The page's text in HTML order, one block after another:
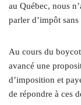
au Québec, nous
parler d’impôt
Au cours du
avancé une
d’imposition et
de répondre à ces